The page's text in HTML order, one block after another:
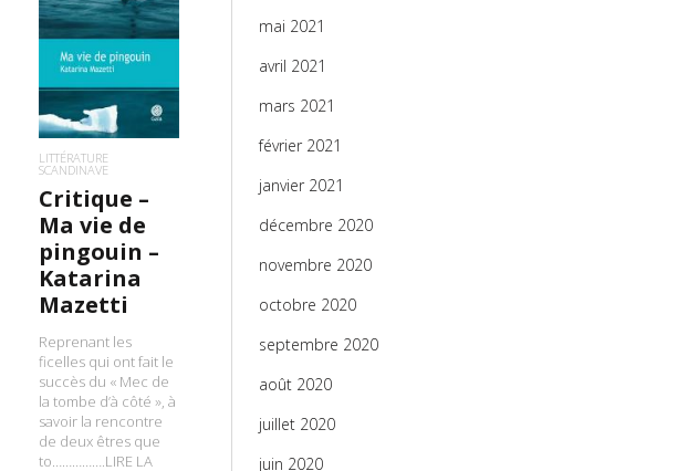
LIRE LA SUITE
LITTÉRATURE
SCANDINAVE
Critique –
Ma vie de
pingouin –
Katarina
Mazetti
Reprenant les
ficelles qui ont fait le
succès du « Mec de
la tombe d’à côté », à
savoir la rencontre
de deux êtres que
to…………….LIRE LA
mai 2021
avril 2021
mars 2021
février 2021
janvier 2021
décembre 2020
novembre 2020
octobre 2020
septembre 2020
août 2020
juillet 2020
juin 2020